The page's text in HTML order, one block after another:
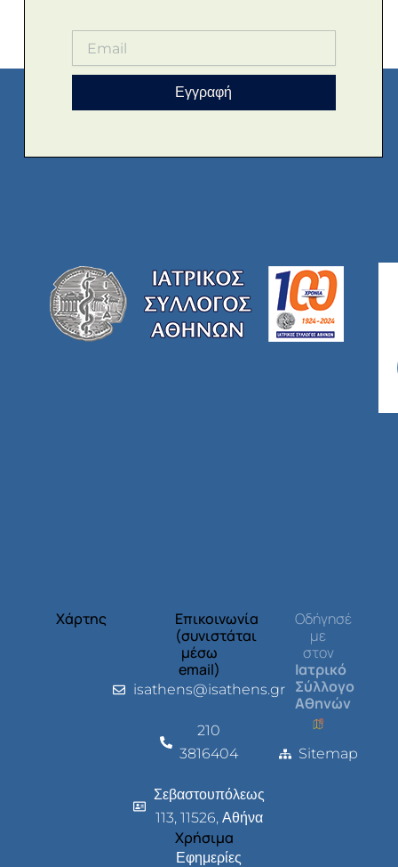
Εγγραφή
Χάρτης
Επικοινωνία
(συνιστάται
μέσω
email)
isathens@isathens.gr
210
3816404
Σεβαστουπόλεως
113, 11526, Αθήνα
Χρήσιμα
Εφημερίες
Οδήγησέ
με
στον
Ιατρικό
Σύλλογο
Αθηνών
Sitemap